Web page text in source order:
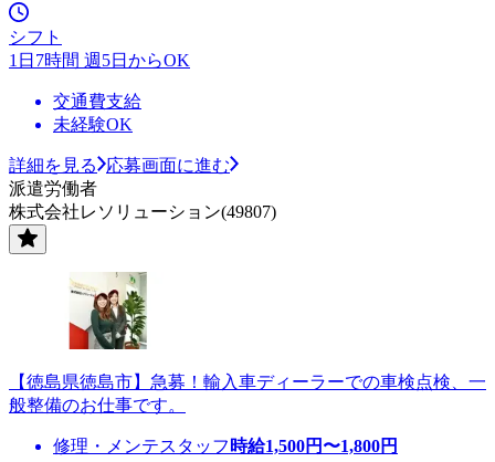
シフト
1日7時間 週5日からOK
交通費支給
未経験OK
詳細を見る
応募画面に進む
派遣労働者
株式会社レソリューション(49807)
【徳島県徳島市】急募！輸入車ディーラーでの車検点検、一
般整備のお仕事です。
修理・メンテスタッフ 時給1,500円〜1,800円